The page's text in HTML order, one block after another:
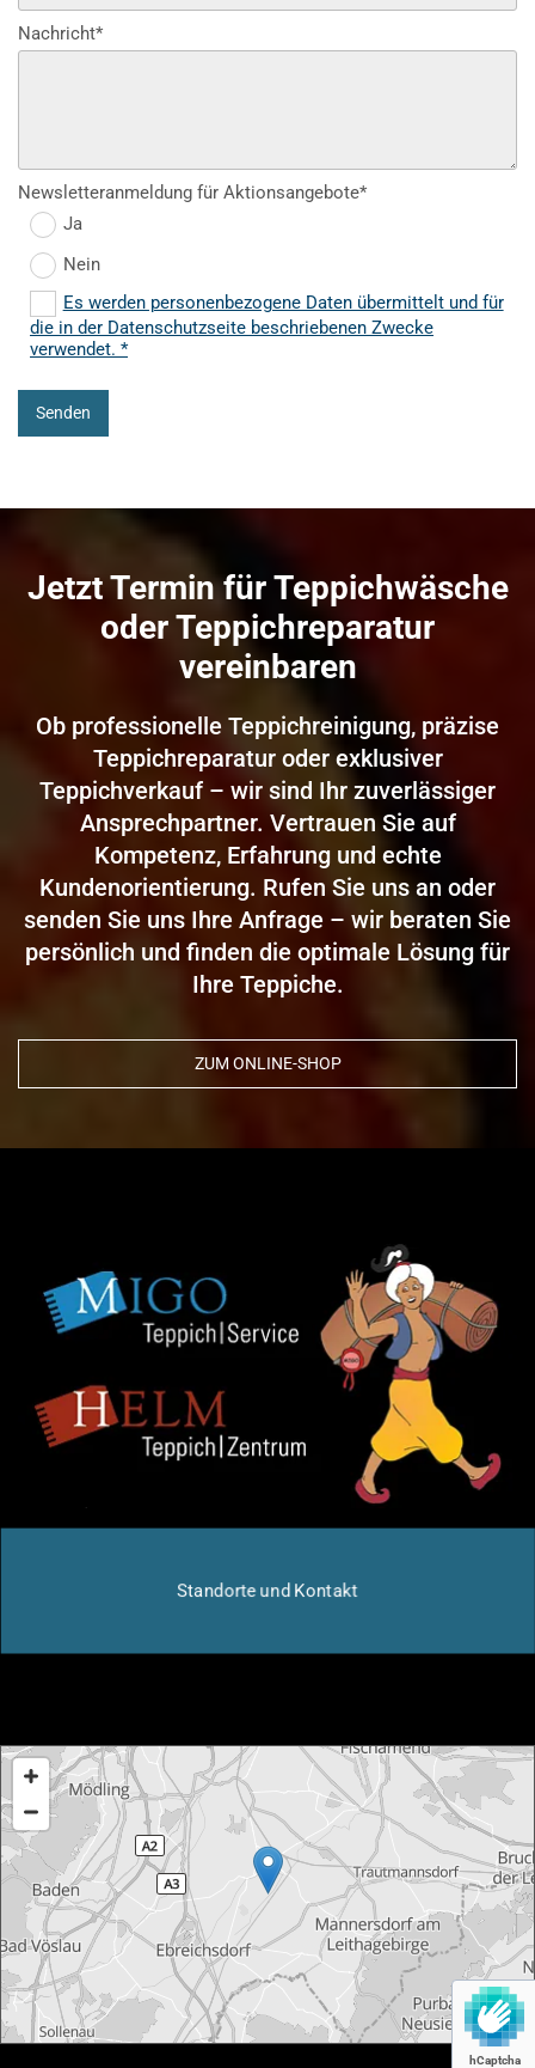
Nachricht*
Newsletteranmeldung für Aktionsangebote*
Ja
Nein
Es werden personenbezogene Daten übermittelt und für
die in der Datenschutzseite beschriebenen Zwecke
verwendet. *
hCaptcha
Jetzt Termin für Teppichwäsche
oder Teppichreparatur
vereinbaren
Ob professionelle Teppichreinigung, präzise
Teppichreparatur oder exklusiver
Teppichverkauf – wir sind Ihr zuverlässiger
Ansprechpartner. Vertrauen Sie auf
Kompetenz, Erfahrung und echte
Kundenorientierung. Rufen Sie uns an oder
senden Sie uns Ihre Anfrage – wir beraten Sie
persönlich und finden die optimale Lösung für
Ihre Teppiche.
ZUM ONLINE-SHOP
Standorte und Kontakt